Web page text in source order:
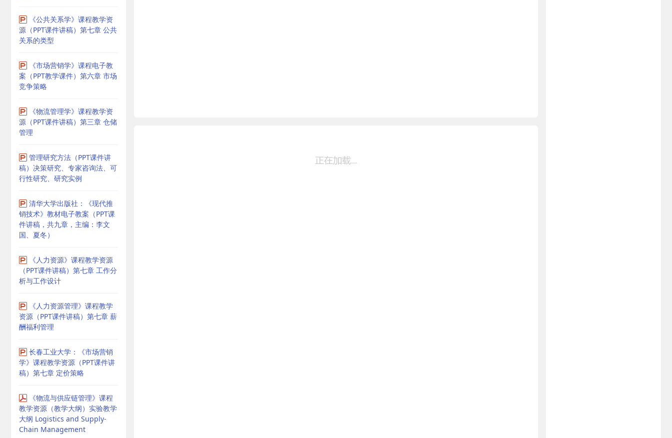
《公共关系学》课程教学资
源（PPT课件讲稿）第七章 公共
关系的类型
《市场营销学》课程电子教
案（PPT教学课件）第六章 市场
竞争策略
《物流管理学》课程教学资
源（PPT课件讲稿）第三章 仓储
管理
管理研究方法（PPT课件讲
稿）决策研究、专家咨询法、可
行性研究、研究实例
清华大学出版社：《现代推
销技术》教材电子教案（PPT课
件讲稿，共九章，主编：李文
国、夏冬）
《人力资源》课程教学资源
（PPT课件讲稿）第七章 工作分
析与工作设计
《人力资源管理》课程教学
资源（PPT课件讲稿）第七章 薪
酬福利管理
长春工业大学：《市场营销
学》课程教学资源（PPT课件讲
稿）第七章 定价策略
《物流与供应链管理》课程
教学资源（教学大纲）实验教学
大纲 Logistics and Supply-
Chain Management